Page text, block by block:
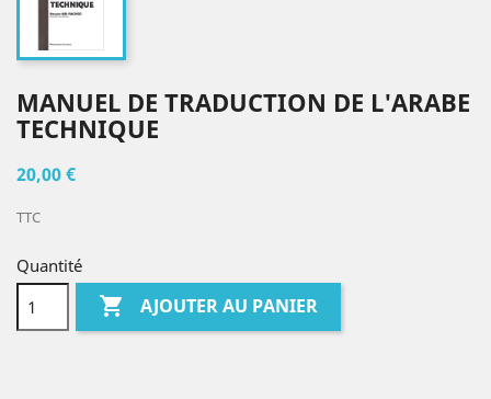
MANUEL DE TRADUCTION DE L'ARABE
TECHNIQUE
20,00 €
TTC
Quantité
 AJOUTER AU PANIER